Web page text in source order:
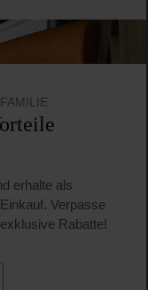
erhalte als
Verpasse
Rabatte!